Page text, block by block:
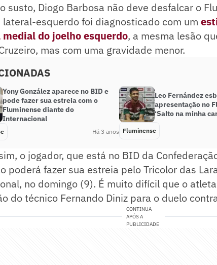
susto, Diogo Barbosa não deve desfalcar o
lateral-esquerdo foi diagnosticado com um
do joelho esquerdo, a mesma lesão
mas com uma gravidade menor.
Yony González aparece no BID e
pode fazer sua estreia com o
Fluminense diante do
Internacional
Há 3 anos
Leo Fernández
apresentação no
‘Salto na minha
Fluminense
o jogador, que está no BID da
poderá fazer sua estreia pelo Tricolor das
no domingo (9). É muito difícil que o
do técnico Fernando Diniz para o duelo
CONTINUA
APÓS A
PUBLICIDADE